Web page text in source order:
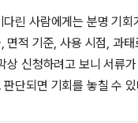
다린 사람에게는 분명 기회
면적 기준, 사용 시점, 과
상 신청하려고 보니 서류
판단되면 기회를 놓칠 수